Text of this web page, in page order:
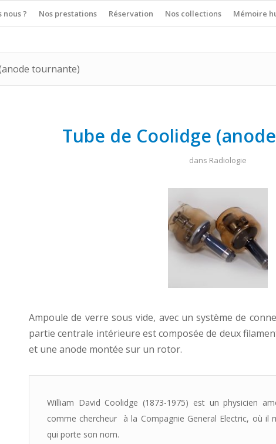
nous ? Nos prestations Réservation Nos collections Mémoire
tournante)
Tube de Coolidge
dans Radiologie
Ampoule de verre sous vide, avec un système de
partie centrale intérieure est composée de deux
et une anode montée sur un rotor.
William David Coolidge (1873-1975) est un physicien
comme chercheur à la Compagnie General Electric, où il
qui porte son nom.